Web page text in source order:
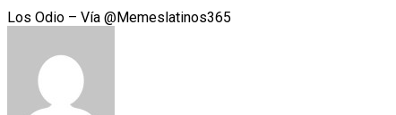
Los Odio – Vía @Memeslatinos365